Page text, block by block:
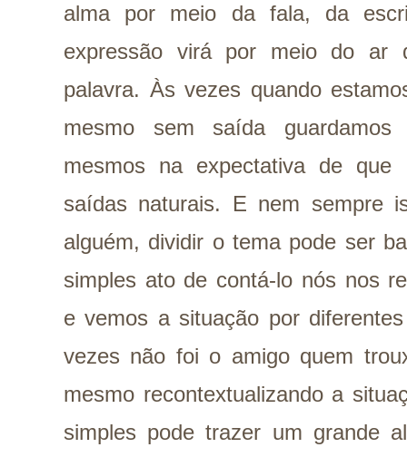
alma por meio da fala, da
expressão virá por meio do ar
palavra. Às vezes quando
mesmo sem saída
mesmos na expectativa de
saídas naturais. E nem sempre
alguém, dividir o tema pode ser
simples ato de contá-lo nós nos
e vemos a situação por
vezes não foi o amigo quem
mesmo recontextualizando a
simples pode trazer um grande